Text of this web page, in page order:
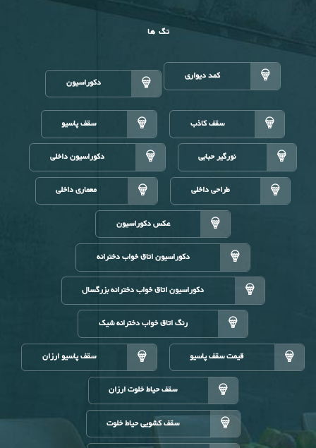
تگ ها
کمد دیواری دکوراسیون
سقف کاذب سقف پاسیو
نورگیر حبابی دکوراسیون داخلی
طراحی داخلی معماری داخلی
عکس دکوراسیون
دکوراسیون اتاق خواب دخترانه
دکوراسیون اتاق خواب دخترانه بزرگسال
رنگ اتاق خواب دخترانه شیک
قیمت سقف پاسیو سقف پاسیو ارزان
سقف حیاط خلوت ارزان
سقف کشویی حیاط خلوت